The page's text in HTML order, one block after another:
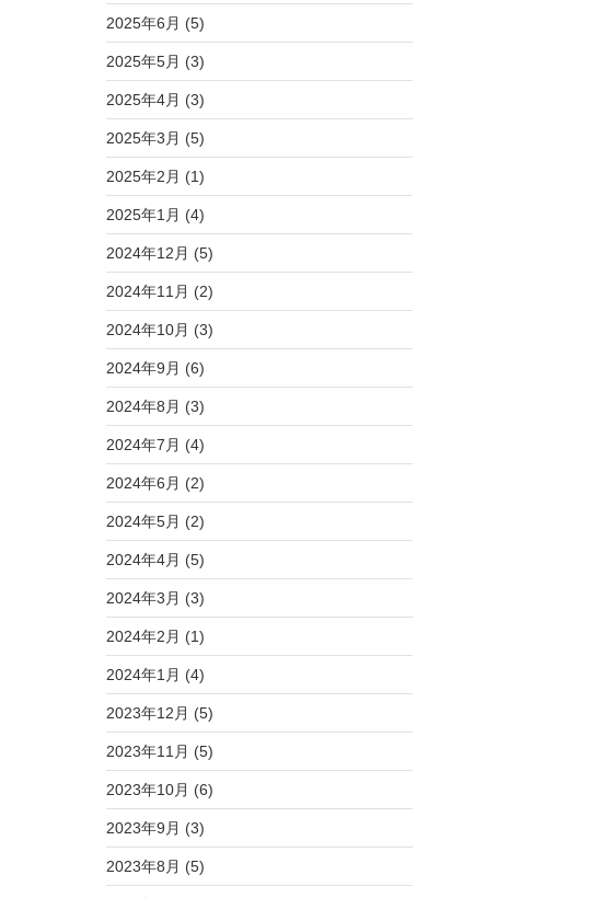
2025年6月 (5)
2025年5月 (3)
2025年4月 (3)
2025年3月 (5)
2025年2月 (1)
2025年1月 (4)
2024年12月 (5)
2024年11月 (2)
2024年10月 (3)
2024年9月 (6)
2024年8月 (3)
2024年7月 (4)
2024年6月 (2)
2024年5月 (2)
2024年4月 (5)
2024年3月 (3)
2024年2月 (1)
2024年1月 (4)
2023年12月 (5)
2023年11月 (5)
2023年10月 (6)
2023年9月 (3)
2023年8月 (5)